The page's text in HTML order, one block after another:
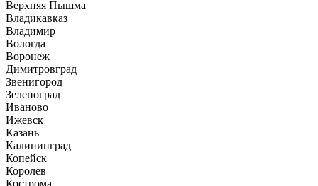
Верхняя Пышма
Владикавказ
Владимир
Вологда
Воронеж
Димитровград
Звенигород
Зеленоград
Иваново
Ижевск
Казань
Калининград
Копейск
Королев
Кострома